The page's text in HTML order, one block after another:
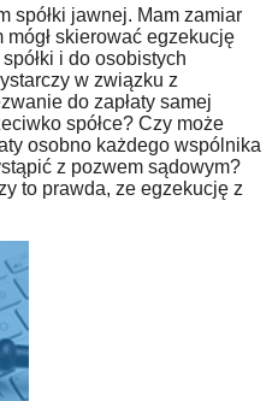
spółki jawnej. Mam zamiar
skierować egzekucję
i do osobistych
w związku z
do zapłaty samej
spółce? Czy może
osobno każdego wspólnika
z pozwem sądowym?
to prawda, ze egzekucję z